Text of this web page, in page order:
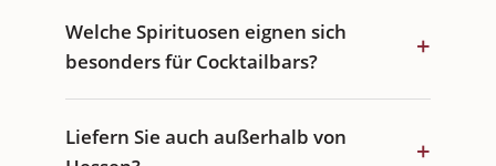
Welche Spirituosen eignen sich
besonders für Cocktailbars?
+
Liefern Sie auch außerhalb von
+